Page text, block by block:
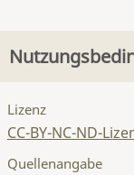
Lizenz
CC-BY-NC-ND-
Quellenangabe